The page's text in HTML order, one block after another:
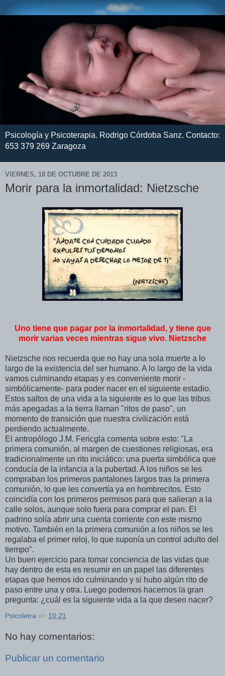
Psicología y Psicoterapia. Rodrigo Córdoba Sanz. Contacto:
653 379 269 Zaragoza
VIERNES, 18 DE OCTUBRE DE 2013
Morir para la inmortalidad: Nietzsche
Uno tiene que pagar por la inmortalidad, y tiene que
morir varias veces mientras sigue vivo. Nietzsche
Nietzsche nos recuerda que no hay una sola muerte a lo
largo de la existencia del ser humano. A lo largo de la vida
vamos culminando etapas y es conveniente morir -
simbólicamente- para poder nacer en el siguiente estadio.
Estos saltos de una vida a la siguiente es lo que las tribus
más apegadas a la tierra llaman "ritos de paso", un
momento de transición que nuestra civilización está
perdiendo actualmente.
El antropólogo J.M. Fericgla comenta sobre esto: "La
primera comunión, al margen de cuestiones religiosas, era
tradicionalmente un rito iniciático: una puerta simbólica que
conducía de la infancia a la pubertad. A los niños se les
compraban los primeros pantalones largos tras la primera
comunión, lo que les convertía ya en hombrecitos. Esto
coincidía con los primeros permisos para que salieran a la
calle solos, aunque solo fuera para comprar el pan. El
padrino solía abrir una cuenta corriente con este mismo
motivo. También en la primera comunión a los niños se les
regalaba el primer reloj, lo que suponía un control adulto del
tiempo".
Un buen ejercicio para tomar conciencia de las vidas que
hay dentro de esta es resumir en un papel las diferentes
etapas que hemos ido culminando y si hubo algún rito de
paso entre una y otra. Luego podemos hacernos la gran
pregunta: ¿cuál es la siguiente vida a la que deseo nacer?
Psicoletra en 10:21
No hay comentarios:
Publicar un comentario